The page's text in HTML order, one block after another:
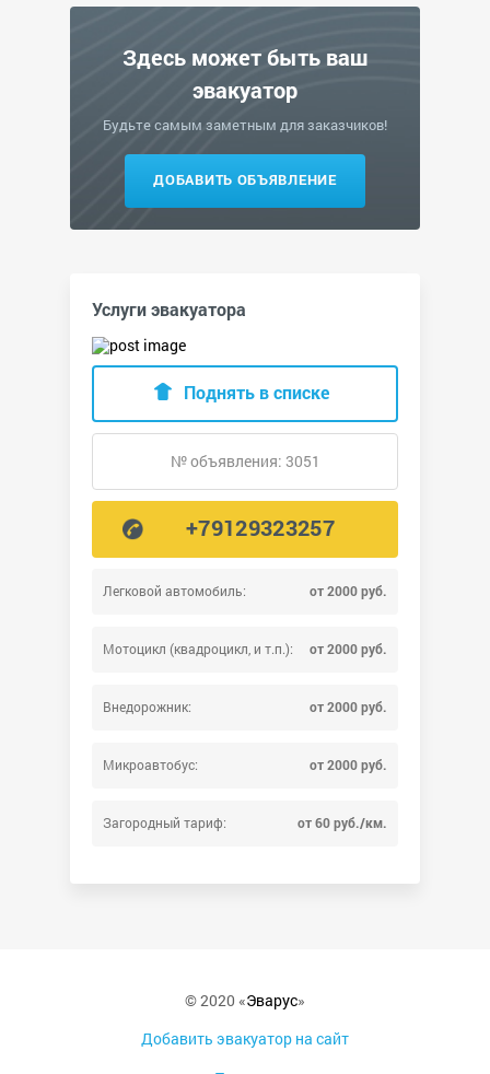
Здесь может быть ваш
эвакуатор
Будьте самым заметным для заказчиков!
ДОБАВИТЬ ОБЪЯВЛЕНИЕ
Услуги эвакуатора
Легковой автомобиль: от 2000 руб.
Мотоцикл (квадроцикл, и т.п.): от 2000 руб.
Внедорожник: от 2000 руб.
Микроавтобус: от 2000 руб.
Загородный тариф: от 60 руб./км.
Поднять в списке
№ объявления: 3051
+79129323257
© 2020 «Эварус»
Добавить эвакуатор на сайт